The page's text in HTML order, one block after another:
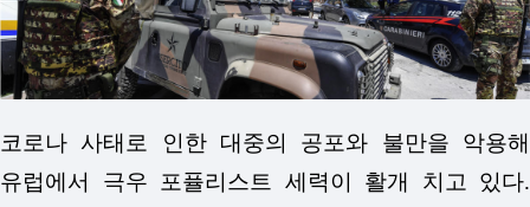
코로나 사태로 인한 대중의 공포와 불만을 악용해
유럽에서 극우 포퓰리스트 세력이 활개 치고 있다.